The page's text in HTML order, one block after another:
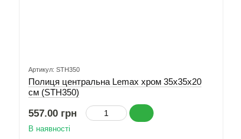
Артикул: STH350
Полиця центральна Lemax хром 35x35x20
см (STH350)
557.00 грн
В наявності